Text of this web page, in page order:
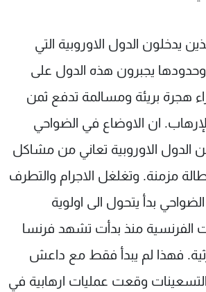
يدخلون الدول الاوروبية التي
يجبرون هذه الدول على
هجرة بريئة ومسالمة تدفع ثمن
ان الاوضاع في الضواحي
الدول الاوروبية تعاني من مشاكل
مزمنة. وتغلغل الاجرام والتطرف
بدأ يتحول الى اولوية
الفرنسية منذ بدأت تشهد فرنسا
فهذا لم يبدأ فقط مع داعش
وقعت عمليات ارهابية في